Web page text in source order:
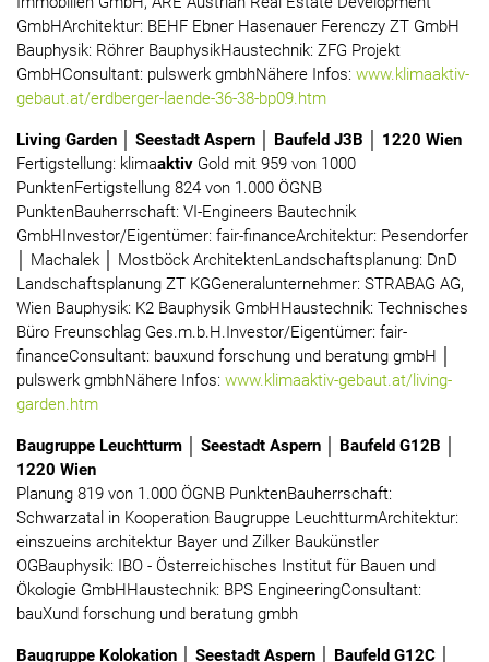
GmbHArchitektur: BEHF Ebner Hasenauer Ferenczy ZT GmbH
Bauphysik: Röhrer BauphysikHaustechnik: ZFG Projekt
GmbHConsultant: pulswerk gmbhNähere Infos: www.klimaaktiv-
gebaut.at/erdberger-laende-36-38-bp09.htm
Living Garden │ Seestadt Aspern │ Baufeld J3B │ 1220 Wien
Fertigstellung: klimaaktiv Gold mit 959 von 1000
PunktenFertigstellung 824 von 1.000 ÖGNB
PunktenBauherrschaft: VI-Engineers Bautechnik
GmbHInvestor/Eigentümer: fair-financeArchitektur: Pesendorfer
│ Machalek │ Mostböck ArchitektenLandschaftsplanung: DnD
Landschaftsplanung ZT KGGeneralunternehmer: STRABAG AG,
Wien Bauphysik: K2 Bauphysik GmbHHaustechnik: Technisches
Büro Freunschlag Ges.m.b.H.Investor/Eigentümer: fair-
financeConsultant: bauxund forschung und beratung gmbH │
pulswerk gmbhNähere Infos: www.klimaaktiv-gebaut.at/living-
garden.htm
Baugruppe Leuchtturm │ Seestadt Aspern │ Baufeld G12B │
1220 Wien
Planung 819 von 1.000 ÖGNB PunktenBauherrschaft:
Schwarzatal in Kooperation Baugruppe LeuchtturmArchitektur:
einszueins architektur Bayer und Zilker Baukünstler
OGBauphysik: IBO - Österreichisches Institut für Bauen und
Ökologie GmbHHaustechnik: BPS EngineeringConsultant:
bauXund forschung und beratung gmbh
Baugruppe Kolokation │ Seestadt Aspern │ Baufeld G12C │